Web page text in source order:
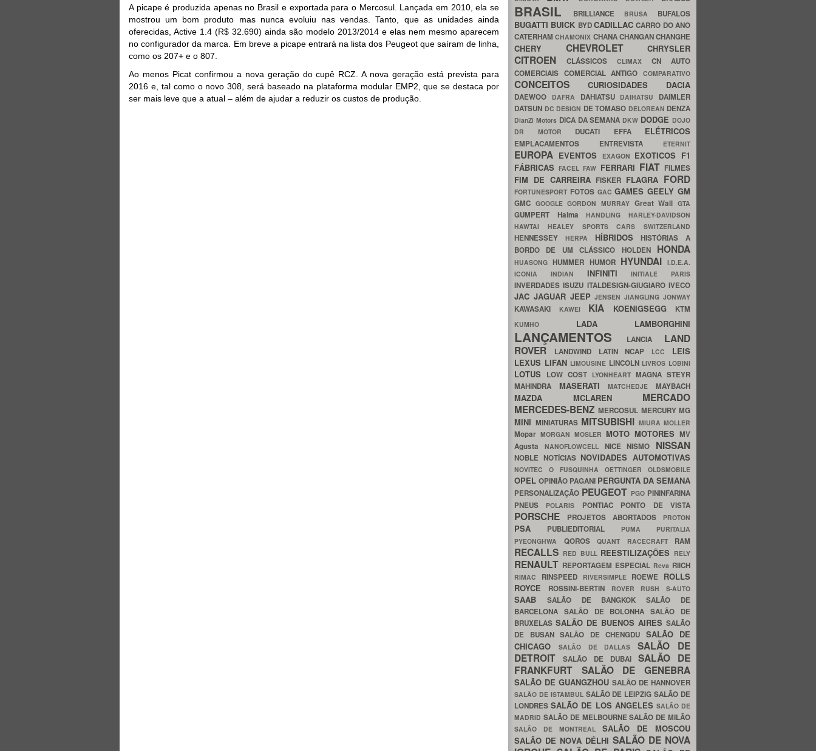
A picape é produzida apenas no Brasil e exportada para o Mercosul. Lançada em 2010, ela se
mostrou um bom produto mas nunca evoluiu nas vendas. Tanto, que as unidades ainda
oferecidas, Active 1.4 (R$ 32.690) ainda são modelo 2013/2014 e elas nem mesmo aparecem
no configurador da marca. Em breve a picape entrará na lista dos Peugeot que saíram de linha,
como os 207+ e o 807.
Ao menos Picat confirmou a nova geração do cupê RCZ. A nova geração está prevista para
2016 e, tal como o novo 308, será baseado na plataforma modular EMP2, que se destaca por
ser mais leve que a atual – além de ajudar a reduzir os custos de produção.
BRASIL BRILLIANCE BRUSA BUFALOS
BUGATTI BUICK BYDCADILLACCARRO DO ANO
CATERHAMCHAMONIX CHANACHANGANCHANGHE
CHERY CHEVROLET CHRYSLER
CITROEN CLÁSSICOS CLIMAX CN AUTO
COMERCIAIS COMERCIAL ANTIGOCOMPARATIVO
CONCEITOS CURIOSIDADES DACIA
DAEWOO DAFRA DAHIATSU DAIHATSU DAIMLER
DATSUN DC DESIGN DE TOMASO DELOREAN DENZA
DianZi Motors DICA DA SEMANA DKW DODGE DOJO
DR MOTOR DUCATI EFFA ELÉTRICOS
EMPLACAMENTOS ENTREVISTA ETERNIT
EUROPA EVENTOS EXAGON EXOTICOS F1
FÁBRICASFACELFAW FERRARI FIAT FILMES
FIM DE CARREIRA FISKER FLAGRA FORD
FORTUNESPORT FOTOS GACGAMESGEELYGM
GMC GOOGLEGORDON MURRAY Great WallGTA
GUMPERT HaimaHANDLINGHARLEY-DAVIDSON
HAWTAI HEALEY SPORTS CARS SWITZERLAND
HENNESSEY HERPA HÍBRIDOSHISTÓRIAS A
BORDO DE UM CLÁSSICO HOLDEN HONDA
HUASONGHUMMER HUMOR HYUNDAI I.D.E.A.
ICONIA INDIAN INFINITIINITIALE PARIS
INVERDADESISUZU ITALDESIGN-GIUGIAROIVECO
JAC JAGUAR JEEPJENSENJIANGLINGJONWAY
KAWASAKI KAWEI KIA KOENIGSEGG KTM
KUMHO LADA LAMBORGHINI
LANÇAMENTOS LANCIA LAND
ROVER
LANDWIND LATIN NCAP LCC LEIS
LEXUS LIFAN LIMOUSINE LINCOLN LIVROS LOBINI
LOTUS LOW COST LYONHEART MAGNA STEYR
MAHINDRA MASERATIMATCHEDJEMAYBACH
MAZDA MCLAREN MERCADO
MERCEDES-BENZMERCOSUL MERCURYMG
MINI MINIATURAS MITSUBISHI MIURA MOLLER
Mopar MORGAN MOSLER MOTO MOTORES MV
Agusta NANOFLOWCELL NICENISMO NISSAN
NOBLE NOTÍCIAS NOVIDADES AUTOMOTIVAS
NOVITEC O FUSQUINHA OETTINGER OLDSMOBILE
OPEL OPINIÃO PAGANI PERGUNTA DA SEMANA
PERSONALIZAÇÃO PEUGEOT PGO PININFARINA
PNEUS
POLARIS PONTIAC PONTO DE VISTA
PORSCHE PROJETOS ABORTADOS PROTON
PSA PUBLIEDITORIAL PUMA PURITALIA
PYEONGHWA QOROS QUANT RACECRAFT RAM
RECALLS RED BULL REESTILIZAÇÕES RELY
RENAULT REPORTAGEM ESPECIAL Reva RIICH
RIMAC RINSPEED RIVERSIMPLE ROEWE ROLLS
ROYCE
ROSSINI-BERTIN ROVER RUSH S-AUTO
SAAB SALÃO DE BANGKOKSALÃO DE
BARCELONA SALÃO DE BOLONHASALÃO DE
BRUXELAS SALÃO DE BUENOS AIRES SALÃO
DE BUSAN SALÃO DE CHENGDU SALÃO DE
CHICAGO
SALÃO DE DALLASSALÃO DE
DETROIT
SALÃO DE DUBAI SALÃO DE
FRANKFURT SALÃO DE GENEBRA
SALÃO DE GUANGZHOU SALÃO DE HANNOVER
SALÃO DE ISTAMBUL SALÃO DE LEIPZIGSALÃO DE
LONDRESSALÃO DE LOS ANGELES SALÃO DE
MADRID SALÃO DE MELBOURNESALÃO DE MILÃO
SALÃO DE MONTREAL SALÃO DE MOSCOU
SALÃO DE NOVA DÉLHI SALÃO DE NOVA